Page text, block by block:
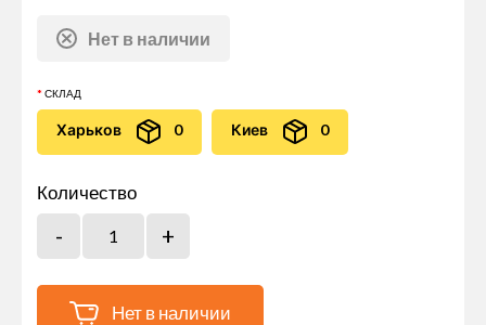
Нет в наличии
СКЛАД
Харьков 0 Киев 0
Количество
Нет в наличии